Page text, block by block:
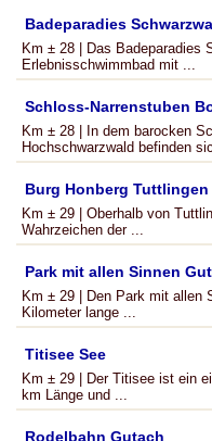
Badeparadies
Km ± 28 | Das Badeparadies
Erlebnisschwimmbad mit ...
Schloss-Narrenstuben
Km ± 28 | In dem barocken
Hochschwarzwald befinden
Burg Honberg Tuttlingen
Km ± 29 | Oberhalb von
Wahrzeichen der ...
Park mit allen Sinnen
Km ± 29 | Den Park mit allen
Kilometer lange ...
Titisee See
Km ± 29 | Der Titisee ist ein
km Länge und ...
Rodelbahn Gutach